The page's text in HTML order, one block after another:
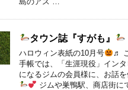
タウン誌『すがも』
ハロウィン表紙の10月号
♬
手帳では、「生涯現役」イン
になるジムの会員様に、お話
ジムや巣鴨駅、商店街に